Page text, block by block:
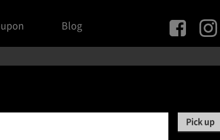
Blog
Pick up